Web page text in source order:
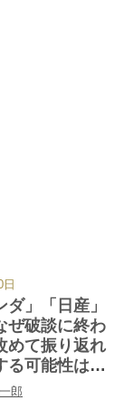
」「日産」
ぜ破談に終わ
て振り返れ
る可能性は極
ェクトだっ
郎
日